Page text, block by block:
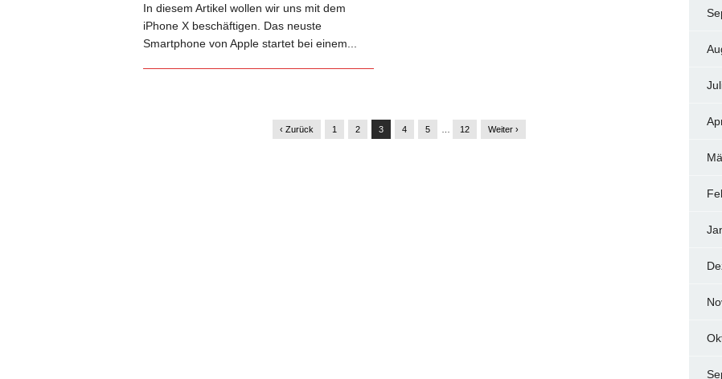
In diesem Artikel wollen wir uns mit dem
iPhone X beschäftigen. Das neuste
Smartphone von Apple startet bei einem...
‹ Zurück 1 2 3 4 5 … 12 Weiter ›